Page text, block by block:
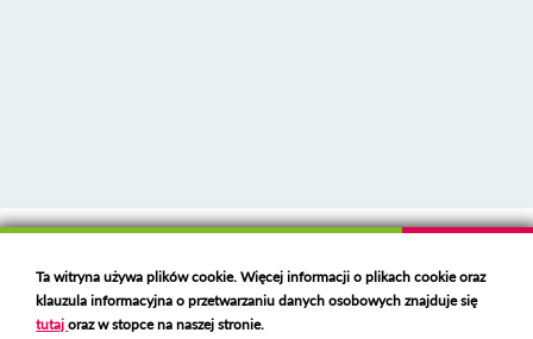
Deklaracja dostępności
Polski serwer RBL
https://polspam.pl/
Ta witryna używa plików cookie. Więcej informacji o plikach cookie oraz
klauzula informacyjna o przetwarzaniu danych osobowych znajduje się
tutajoraz w stopce na naszej stronie.